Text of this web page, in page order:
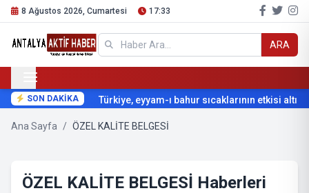
8 Ağustos 2026, Cumartesi 17:33
ARA
SON DAKİKA Türkiye, eyyam-ı bahur sıcaklarının etkisi
Ana Sayfa / ÖZEL KALİTE BELGESİ
ÖZEL KALİTE BELGESİ Haberleri